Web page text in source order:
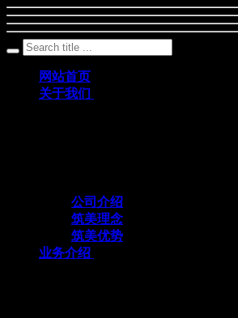
网站首页
关于我们
公司介绍
筑美理念
筑美优势
业务介绍